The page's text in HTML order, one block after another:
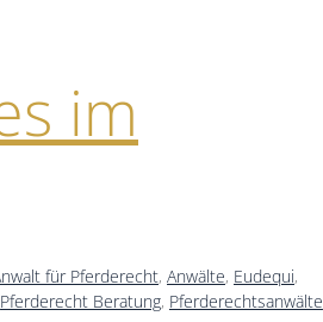
im
für Pferderecht, Anwälte, Eudequi,
Pferderecht Beratung, Pferderechtsanwälte